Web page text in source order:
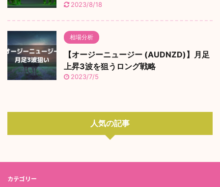
2023/8/18
相場分析
【オージーニュージー (AUDNZD)】月足
上昇3波を狙うロング戦略
2023/7/5
人気の記事
カテゴリー